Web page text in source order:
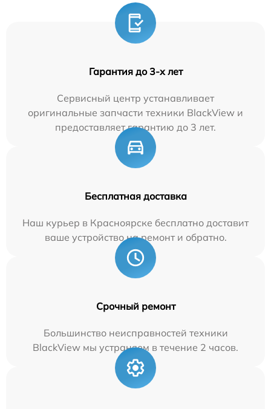
Гарантия до 3-х лет
Сервисный центр устанавливает
оригинальные запчасти техники BlackView и
предоставляет гарантию до 3 лет.
Бесплатная доставка
Наш курьер в Красноярске бесплатно доставит
ваше устройство на ремонт и обратно.
Срочный ремонт
Большинство неисправностей техники
BlackView мы устраняем в течение 2 часов.